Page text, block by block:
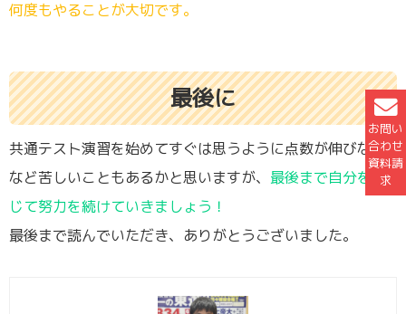
お問い
合わせ
資料請
求
何度もやることが大切です。
最後に
共通テスト演習を始めてすぐは思うように点数が伸びない
など苦しいこともあるかと思いますが、 最後まで自分を信
じて努力を続けていきましょう！
最後まで読んでいただき、ありがとうございました。